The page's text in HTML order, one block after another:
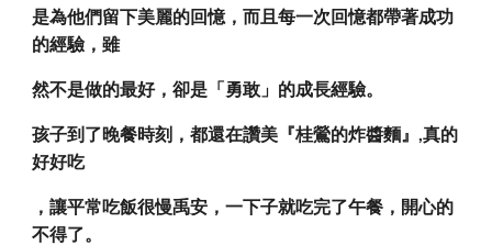
是為他們留下美麗的回憶，而且每一次回憶都帶著成功
的經驗，雖
然不是做的最好，卻是「勇敢」的成長經驗。
孩子到了晚餐時刻，都還在讚美『桂鶯的炸醬麵』,真的
好好吃
，讓平常吃飯很慢禹安，一下子就吃完了午餐，開心的
不得了。